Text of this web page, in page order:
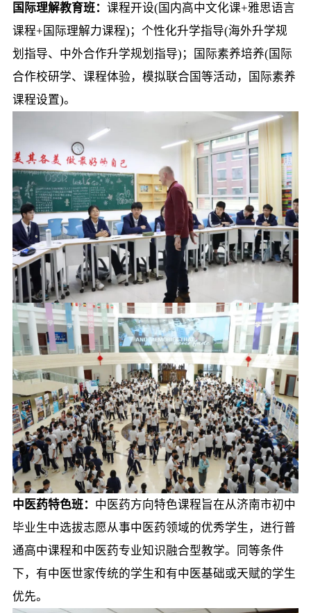
国际理解教育班： 课程开设(国内高中文化课+雅思语言
课程+国际理解力课程)；个性化升学指导(海外升学规
划指导、中外合作升学规划指导)；国际素养培养(国际
合作校研学、课程体验，模拟联合国等活动，国际素养
课程设置)。
中医药特色班： 中医药方向特色课程旨在从济南市初中
毕业生中选拔志愿从事中医药领域的优秀学生，进行普
通高中课程和中医药专业知识融合型教学。同等条件
下，有中医世家传统的学生和有中医基础或天赋的学生
优先。